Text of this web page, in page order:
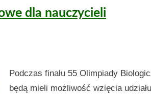
dla nauczycieli
Podczas finału 55 Olimpiady
będą mieli możliwość wzięcia